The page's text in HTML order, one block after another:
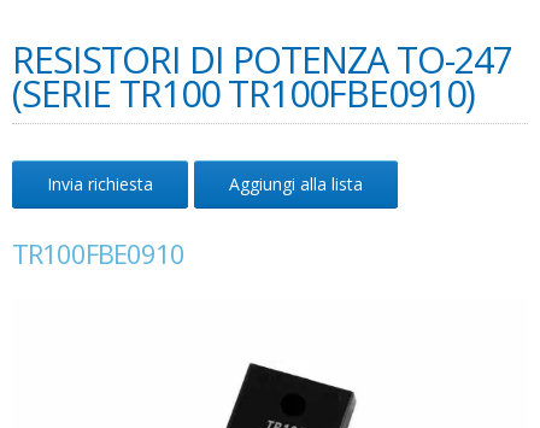
RESISTORI DI POTENZA TO-247
(SERIE TR100 TR100FBE0910)
Invia richiesta Aggiungi alla lista
TR100FBE0910